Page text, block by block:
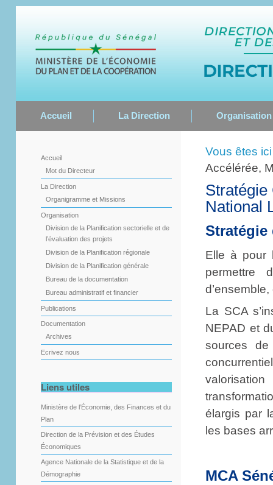
Accueil La Direction Organisation
Accueil
Mot du Directeur
La Direction
Organigramme et Missions
Organisation
Division de la Planification sectorielle et de
l’évaluation des projets
Division de la Planification régionale
Division de la Planification générale
Bureau de la documentation
Bureau administratif et financier
Publications
Documentation
Archives
Ecrivez nous
Liens utiles
Ministère de l’Économie, des Finances et du
Plan
Direction de la Prévision et des Études
Économiques
Agence Nationale de la Statistique et de la
Démographie
Vous êtes
Accélérée,
Stratégie
National
Stratégie
Elle à pour
permettre
La SCA
NEPAD et
sources
élargis par
les bases
MCA